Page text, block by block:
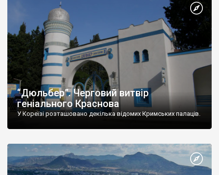
“Дюльбер”. Черговий витвір
геніального Краснова
У Кореїзі розташовано декілька відомих Кримських палаців.